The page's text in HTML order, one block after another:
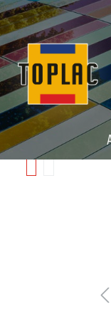
Zur
Startseite
SATA AIR
Bildergalerie überspringen